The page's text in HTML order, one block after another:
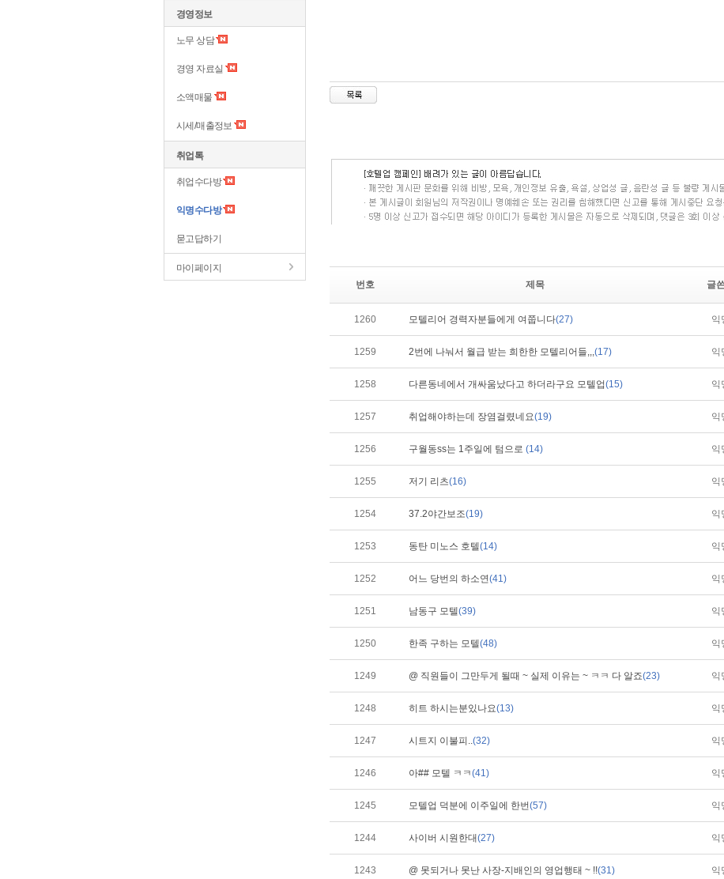
경영정보
노무 상담
경영 자료실
소액매물
시세/매출정보
취업톡
취업수다방
익명수다방
묻고답하기
마이페이지
번호 제목 글
1260 모텔리어 경력자분들에게 여쭙니다(27) 익
1259 2번에 나눠서 월급 받는 희한한 모텔리어들,,,(17) 익
1258 다른동네에서 개싸움났다고 하더라구요 모텔업(15) 익
1257 취업해야하는데 장염걸렸네요(19) 익
1256 구월동ss는 1주일에 텀으로 (14) 익
1255 저기 리츠(16) 익
1254 37.2야간보조(19) 익
1253 동탄 미노스 호텔(14) 익
1252 어느 당번의 하소연(41) 익
1251 남동구 모텔(39) 익
1250 한족 구하는 모텔(48) 익
1249 @ 직원들이 그만두게 될때 ~ 실제 이유는 ~ ㅋㅋ 다 알죠(23) 익
1248 히트 하시는분있나요(13) 익
1247 시트지 이불피..(32) 익
1246 아## 모텔 ㅋㅋ(41) 익
1245 모텔업 덕분에 이주일에 한번(57) 익
1244 사이버 시원한대(27) 익
1243 @ 못되거나 못난 사장-지배인의 영업행태 ~ !!(31) 익